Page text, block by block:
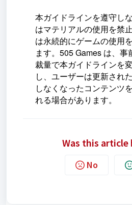
本ガイドラインを遵守し
はマテリアルの使用を禁
は永続的にゲームの使用
ます。505 Games は、
裁量で本ガイドラインを
し、ユーザーは更新され
しなくなったコンテンツ
れる場合があります。
Was this article
No